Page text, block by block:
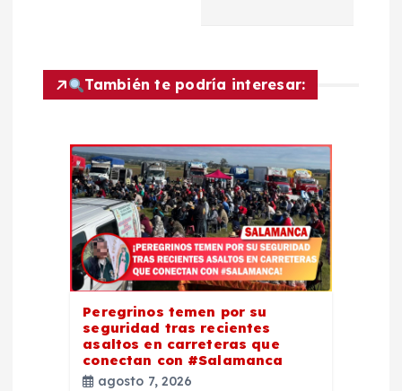
n
También te podría interesar:
Peregrinos temen por su
seguridad tras recientes
asaltos en carreteras que
conectan con #Salamanca
agosto 7, 2026